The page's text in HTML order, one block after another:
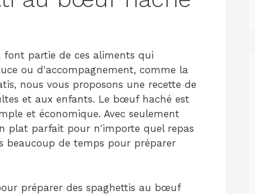
font partie de ces aliments qui
ou d'accompagnement, comme la
nous vous proposons une recette de
et aux enfants. Le bœuf haché est
et économique. Avec seulement
plat parfait pour n'importe quel repas
beaucoup de temps pour préparer
préparer des spaghettis au bœuf